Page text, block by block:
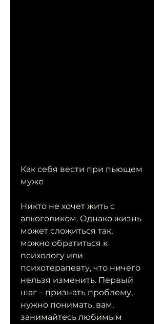
Как себя вести при пьющем
муже
Никто не хочет жить с
алкоголиком. Однако жизнь
может сложиться так,
можно обратиться к
психологу или
психотерапевту, что ничего
нельзя изменить. Первый
шаг – признать проблему,
нужно понимать, вам,
занимайтесь любимым